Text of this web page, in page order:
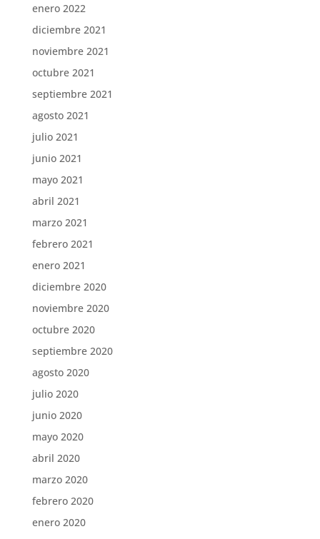
enero 2022
diciembre 2021
noviembre 2021
octubre 2021
septiembre 2021
agosto 2021
julio 2021
junio 2021
mayo 2021
abril 2021
marzo 2021
febrero 2021
enero 2021
diciembre 2020
noviembre 2020
octubre 2020
septiembre 2020
agosto 2020
julio 2020
junio 2020
mayo 2020
abril 2020
marzo 2020
febrero 2020
enero 2020